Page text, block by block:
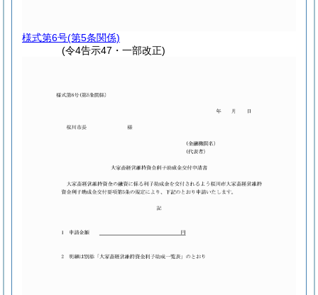
様式第6号(第5条関係)
(令4告示47・一部改正)